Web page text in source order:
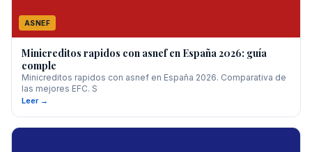
ASNEF
Minicreditos rapidos con asnef en España 2026: guía
comple
Minicreditos rapidos con asnef en España 2026. Comparativa de
las mejores EFC. S
Leer →